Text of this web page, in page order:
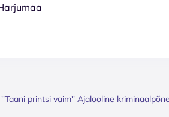
printsi vaim'' Ajalooline